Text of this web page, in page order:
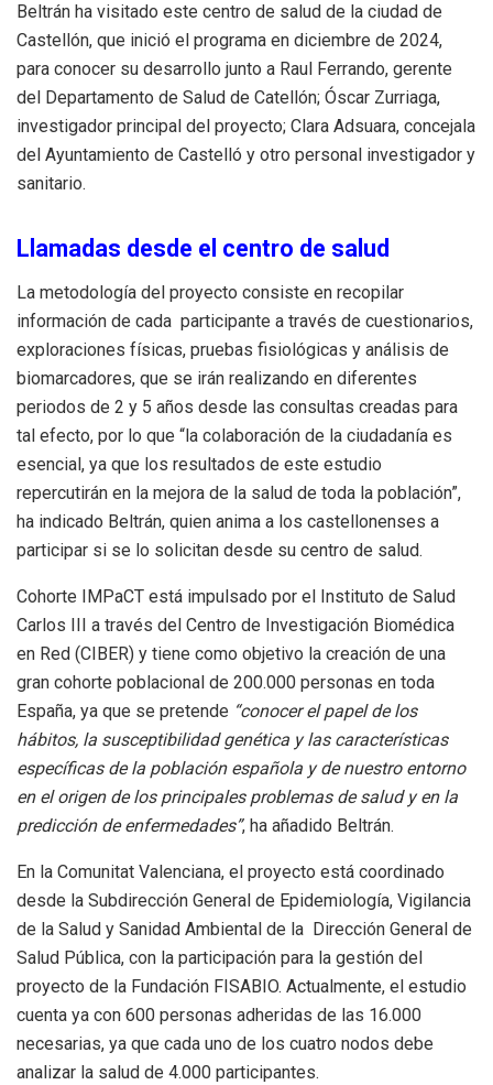
Beltrán ha visitado este centro de salud de la ciudad de
Castellón, que inició el programa en diciembre de 2024,
para conocer su desarrollo junto a Raul Ferrando, gerente
del Departamento de Salud de Catellón; Óscar Zurriaga,
investigador principal del proyecto; Clara Adsuara, concejala
del Ayuntamiento de Castelló y otro personal investigador y
sanitario.
Llamadas desde el centro de salud
La metodología del proyecto consiste en recopilar
información de cada participante a través de cuestionarios,
exploraciones físicas, pruebas fisiológicas y análisis de
biomarcadores, que se irán realizando en diferentes
periodos de 2 y 5 años desde las consultas creadas para
tal efecto, por lo que “la colaboración de la ciudadanía es
esencial, ya que los resultados de este estudio
repercutirán en la mejora de la salud de toda la población”,
ha indicado Beltrán, quien anima a los castellonenses a
participar si se lo solicitan desde su centro de salud.
Cohorte IMPaCT está impulsado por el Instituto de Salud
Carlos III a través del Centro de Investigación Biomédica
en Red (CIBER) y tiene como objetivo la creación de una
gran cohorte poblacional de 200.000 personas en toda
España, ya que se pretende “conocer el papel de los
hábitos, la susceptibilidad genética y las características
específicas de la población española y de nuestro entorno
en el origen de los principales problemas de salud y en la
predicción de enfermedades”, ha añadido Beltrán.
En la Comunitat Valenciana, el proyecto está coordinado
desde la Subdirección General de Epidemiología, Vigilancia
de la Salud y Sanidad Ambiental de la Dirección General de
Salud Pública, con la participación para la gestión del
proyecto de la Fundación FISABIO. Actualmente, el estudio
cuenta ya con 600 personas adheridas de las 16.000
necesarias, ya que cada uno de los cuatro nodos debe
analizar la salud de 4.000 participantes.